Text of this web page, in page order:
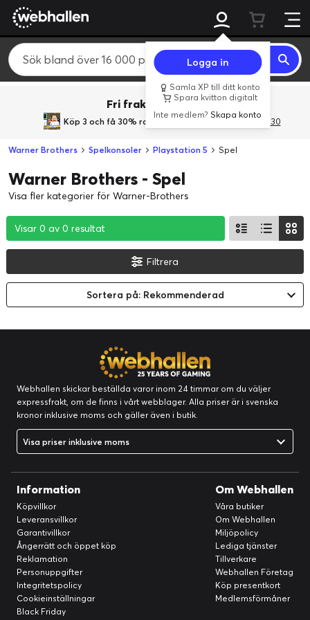
Logga in
Samla XP till ditt konto
Spara kvitton digitalt
Inte medlem?Skapa konto
Fri frakt över 800 kr.
Köp 3 och få 30% rabatt med rabattkoden 3Gives30
Warner Brothers Spelkonsoler Playstation 5 Spel
Warner Brothers - Spel
Visa fler kategorier för Warner-Brothers
Visar 0 av 0 resultat
Visar 0 av 0 resultat
Visar 0 av 0 resultat
Filtrera
Sortera på: Rekommenderad
Webhallen skickar beställda varor inom 24 timmar om du väljer
expressfrakt, om de finns i vårt webblager. Alla priser är i svenska
kronor inklusive moms och gäller även i butik.
Visa priser inklusive moms
Information
Köpvillkor
Leveransvillkor
Garantivillkor
Ångerrätt och öppet köp
Reklamation
Personuppgifter
Integritetspolicy
Cookieinställningar
Black Friday
Om Webhallen
Våra butiker
Om Webhallen
Miljöpolicy
Lediga tjänster
Tillverkare
Webhallen Företag
Köp presentkort
Medlemsförmåner